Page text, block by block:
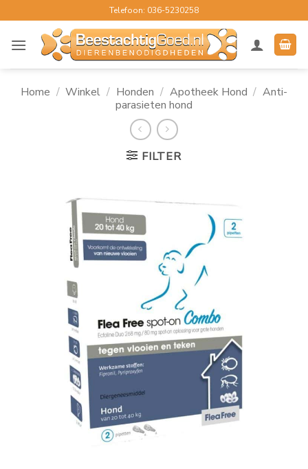
naar
inhoud
Telefoon: 036-5230258
Home / Winkel / Honden / Apotheek Hond / Anti-
parasieten hond
FILTER